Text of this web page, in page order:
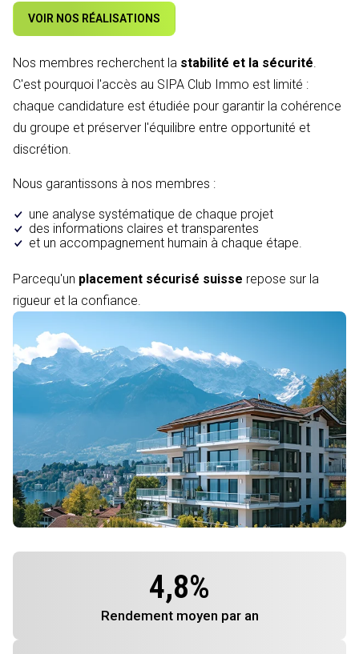
VOIR NOS RÉALISATIONS
Nos membres recherchent la stabilité et la sécurité.
C'est pourquoi l'accès au SIPA Club Immo est limité :
chaque candidature est étudiée pour garantir la cohérence
du groupe et préserver l'équilibre entre opportunité et
discrétion.
Nous garantissons à nos membres :
une analyse systématique de chaque projet
des informations claires et transparentes
et un accompagnement humain à chaque étape.
Parcequ'un placement sécurisé suisse repose sur la
rigueur et la confiance.
4,8%
Rendement moyen par an